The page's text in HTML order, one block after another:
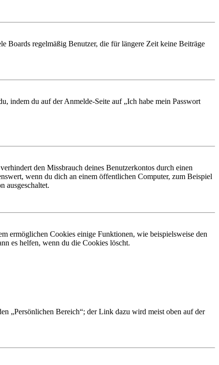
Boards regelmäßig Benutzer, die für längere Zeit keine Beiträge
indem du auf der Anmelde-Seite auf „Ich habe mein Passwort
den Missbrauch deines Benutzerkontos durch einen
wenn du dich an einem öffentlichen Computer, zum Beispiel
ausgeschaltet.
ermöglichen Cookies einige Funktionen, wie beispielsweise den
es helfen, wenn du die Cookies löscht.
„Persönlichen Bereich“; der Link dazu wird meist oben auf der